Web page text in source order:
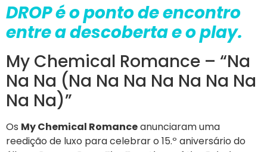
DROP é o ponto de encontro
entre a descoberta e o play.
My Chemical Romance – “Na
Na Na (Na Na Na Na Na Na Na
Na Na)”
Os My Chemical Romanceanunciaram uma
reedição de luxo para celebrar o 15.º aniversário do